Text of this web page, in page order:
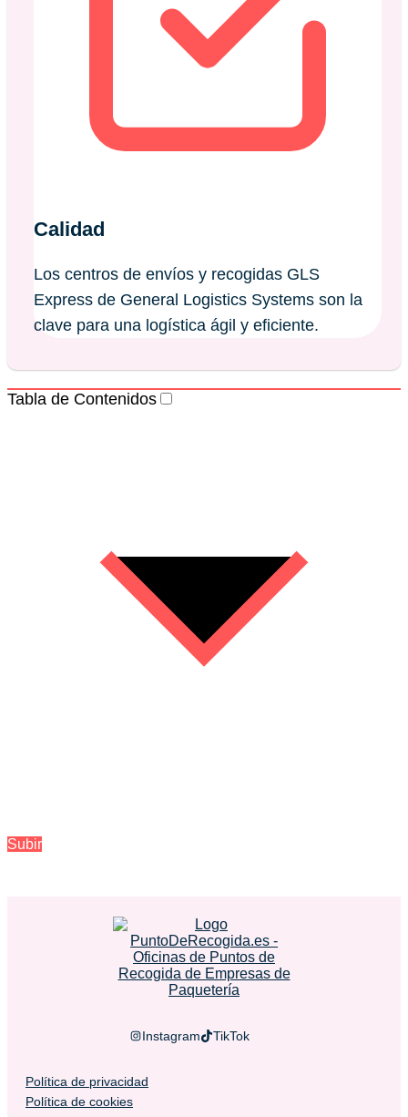
Calidad
Los centros de envíos y recogidas GLS
Express de General Logistics Systems son la
clave para una logística ágil y eficiente.
Tabla de Contenidos
Subir
Instagram TikTok
Política de privacidad
Política de cookies